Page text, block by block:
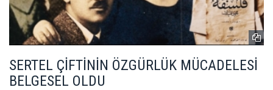
SERTEL ÇİFTİNİN ÖZGÜRLÜK MÜCADELESİ
BELGESEL OLDU